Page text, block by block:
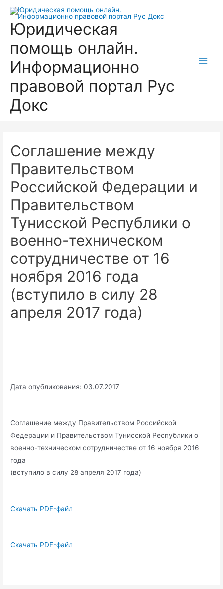
Перейти
содержимому
Юридическая
помощь онлайн.
Информационно
правовой портал Рус
Докс
Соглашение между
Правительством
Российской Федерации и
Правительством
Тунисской Республики о
военно-техническом
сотрудничестве от 16
ноября 2016 года
(вступило в силу 28
апреля 2017 года)
Дата опубликования: 03.07.2017
Соглашение между Правительством Российской
Федерации и Правительством Тунисской Республики о
военно-техническом сотрудничестве от 16 ноября 2016
года
(вступило в силу 28 апреля 2017 года)
Скачать PDF-файл
Скачать PDF-файл